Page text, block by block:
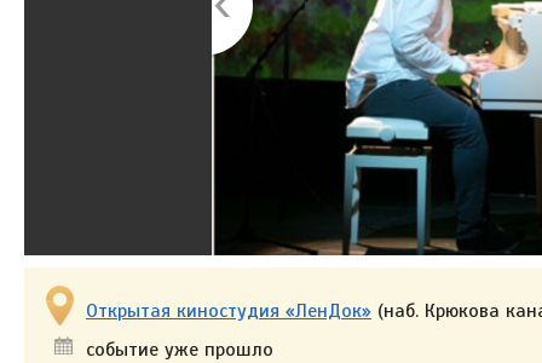
Открытая киностудия «ЛенДок» (наб. Крюкова
событие уже прошло